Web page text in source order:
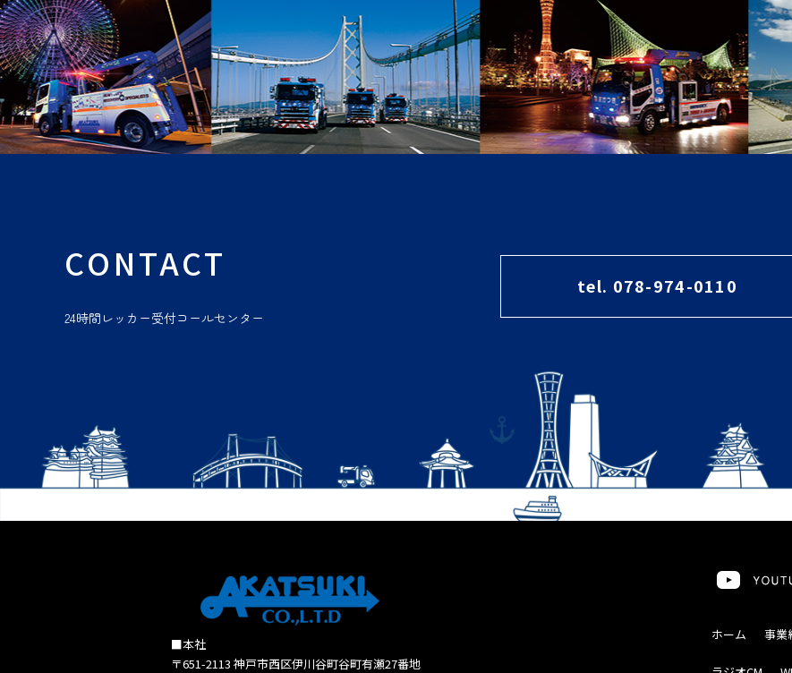
CONTACT
24時間レッカー受付コールセンター
tel. 078-974-0110
■本社
〒651-2113 神戸市西区伊川谷町谷町有瀬27番地
ホーム 事業